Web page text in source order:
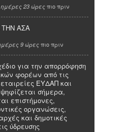
ημέρες 23 ώρεςπιο πριν
ΤΗΝ ΑΣΑ
9 ώρεςπιο πριν
για την απορρόφηση
φορέων από τις
ΕΥΔΑΠ και
σήμερα,
επιστήμονες,
οργανώσεις,
και δημοτικές
ύδρευσης